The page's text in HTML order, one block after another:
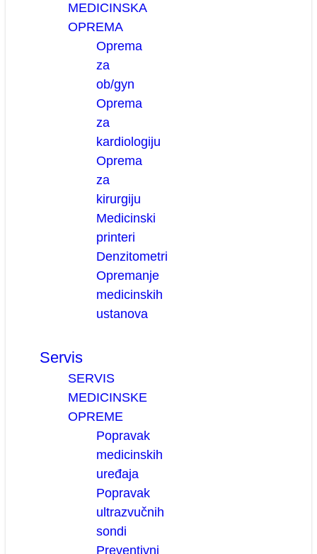
MEDICINSKA
OPREMA
Oprema
za
ob/gyn
Oprema
za
kardiologiju
Oprema
za
kirurgiju
Medicinski
printeri
Denzitometri
Opremanje
medicinskih
ustanova
Servis
SERVIS
MEDICINSKE
OPREME
Popravak
medicinskih
uređaja
Popravak
ultrazvučnih
sondi
Preventivni